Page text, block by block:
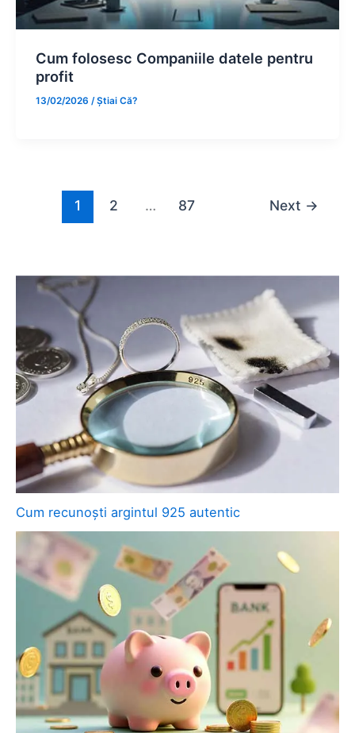
Cum folosesc Companiile datele pentru
profit
13/02/2026 /Știai Că?
1 2 … 87 Next →
Cum recunoști argintul 925 autentic